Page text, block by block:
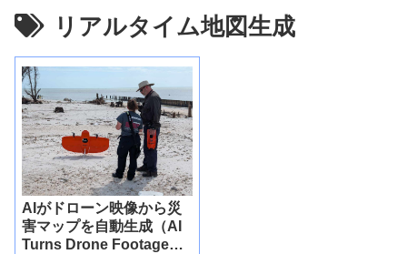
リアルタイム地図生成
AIがドローン映像から災
害マップを自動生成（AI
Turns Drone Footage